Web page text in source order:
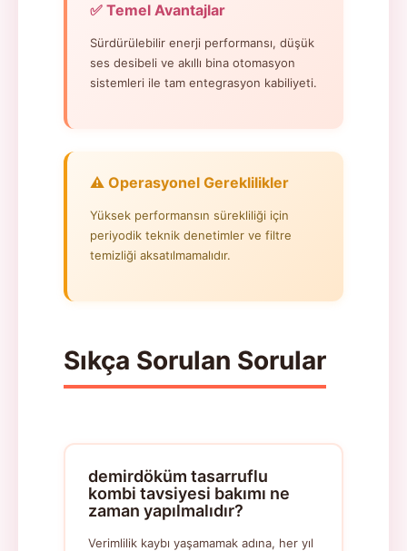
✅ Temel Avantajlar
Sürdürülebilir enerji performansı, düşük
ses desibeli ve akıllı bina otomasyon
sistemleri ile tam entegrasyon kabiliyeti.
⚠️ Operasyonel Gereklilikler
Yüksek performansın sürekliliği için
periyodik teknik denetimler ve filtre
temizliği aksatılmamalıdır.
Sıkça Sorulan Sorular
demirdöküm tasarruflu
kombi tavsiyesi bakımı ne
zaman yapılmalıdır?
Verimlilik kaybı yaşamamak adına, her yıl